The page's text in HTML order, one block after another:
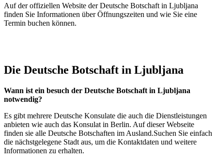
Auf der offiziellen Website der Deutsche Botschaft in Ljubljana
finden Sie Informationen über Öffnungszeiten und wie Sie eine
Termin buchen können.
Die Deutsche Botschaft in Ljubljana
Wann ist ein besuch der Deutsche Botschaft in Ljubljana
notwendig?
Es gibt mehrere Deutsche Konsulate die auch die Dienstleistungen
anbieten wie auch das Konsulat in Berlin. Auf dieser Webseite
finden sie alle Deutsche Botschaften im Ausland.Suchen Sie einfach
die nächstgelegene Stadt aus, um die Kontaktdaten und weitere
Informationen zu erhalten.